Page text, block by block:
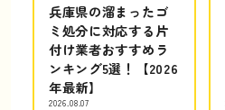
兵庫県の溜まったゴ
ミ処分に対応する片
付け業者おすすめラ
ンキング5選！【2026
年最新】
2026.08.07